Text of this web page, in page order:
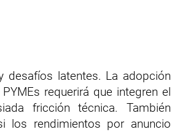
desafíos latentes. La adopción
requerirá que integren el
fricción técnica. También
los rendimientos por anuncio